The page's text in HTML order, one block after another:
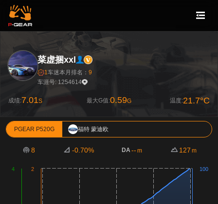
菜虚捆xxl
1车迷本月排名： 9
车涯号: 1254614
成绩:7.01S 最大G值:0.59G 温度:21.7°C
PGEAR P520G 福特 蒙迪欧
8 -0.70% DA-- m 127 m
2
4 100